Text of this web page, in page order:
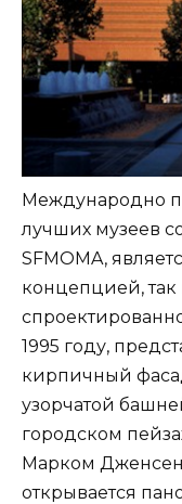
Международно
лучших музеев
SFMOMA,
концепцией, так
1995 году,
кирпичный
узорчатой
городском
Марком
открывается